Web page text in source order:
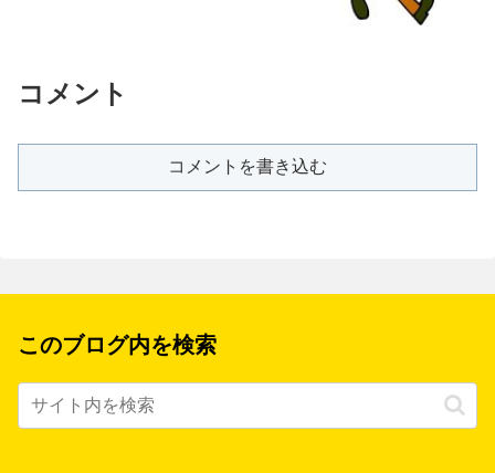
コメント
コメントを書き込む
このブログ内を検索